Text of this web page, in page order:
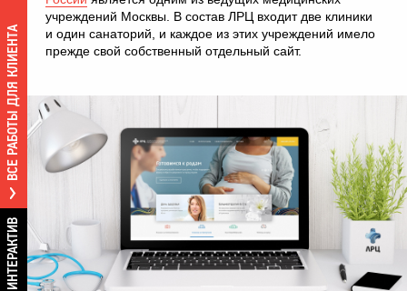
ВСЕ РАБОТЫ ДЛЯ КЛИЕНТА
ИНТЕРАКТИВ
учреждений Москвы. В состав ЛРЦ входит две клиники
и один санаторий, и каждое из этих учреждений имело
прежде свой собственный отдельный сайт.